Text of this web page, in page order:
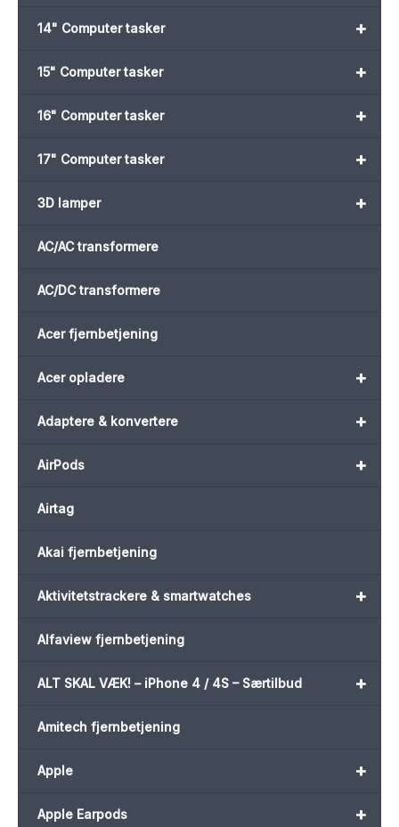
+
14" Computer tasker
+
15" Computer tasker
+
16" Computer tasker
+
17" Computer tasker
+
3D lamper
AC/AC transformere
AC/DC transformere
Acer fjernbetjening
+
Acer opladere
+
Adaptere & konvertere
+
AirPods
Airtag
Akai fjernbetjening
+
Aktivitetstrackere & smartwatches
Alfaview fjernbetjening
+
ALT SKAL VÆK! – iPhone 4 / 4S – Særtilbud
Amitech fjernbetjening
+
Apple
+
Apple Earpods